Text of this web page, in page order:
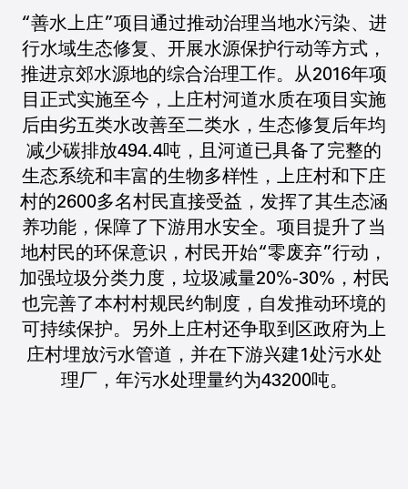
“善水上庄”项目通过推动治理当地水污染、进
行水域生态修复、开展水源保护行动等方式，
推进京郊水源地的综合治理工作。从2016年项
目正式实施至今，上庄村河道水质在项目实施
后由劣五类水改善至二类水，生态修复后年均
减少碳排放494.4吨，且河道已具备了完整的
生态系统和丰富的生物多样性，上庄村和下庄
村的2600多名村民直接受益，发挥了其生态涵
养功能，保障了下游用水安全。项目提升了当
地村民的环保意识，村民开始“零废弃”行动，
加强垃圾分类力度，垃圾减量20%-30%，村民
也完善了本村村规民约制度，自发推动环境的
可持续保护。另外上庄村还争取到区政府为上
庄村埋放污水管道，并在下游兴建1处污水处
理厂，年污水处理量约为43200吨。